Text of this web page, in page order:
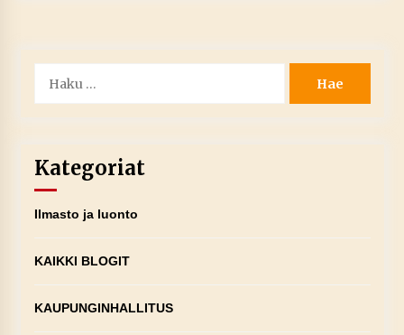
Kategoriat
Ilmasto ja luonto
KAIKKI BLOGIT
KAUPUNGINHALLITUS